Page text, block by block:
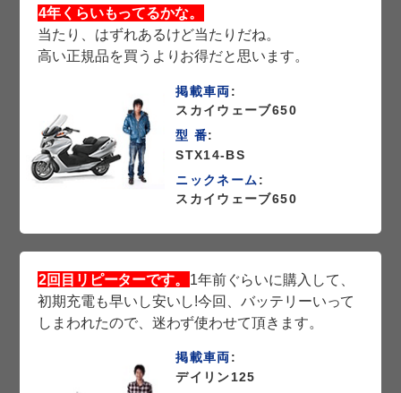
4年くらいもってるかな。
当たり、はずれあるけど当たりだね。
高い正規品を買うよりお得だと思います。
掲載車両:
スカイウェーブ650
型 番:
STX14-BS
ニックネーム :
スカイウェーブ650
2回目リピーターです。
1年前ぐらいに購入して、
初期充電も早いし安いし!今回、バッテリーいって
しまわれたので、迷わず使わせて頂きます。
掲載車両:
デイリン125